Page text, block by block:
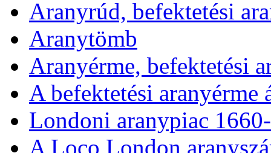
Aranyrúd, befektetési
Aranytömb
Aranyérme, befektetési
A befektetési
Londoni aranypiac
A Loco London